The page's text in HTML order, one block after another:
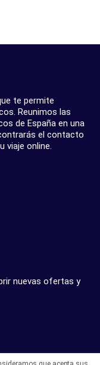
te permite
Reunimos las
de España en una
el contacto
viaje online.
nuevas ofertas y